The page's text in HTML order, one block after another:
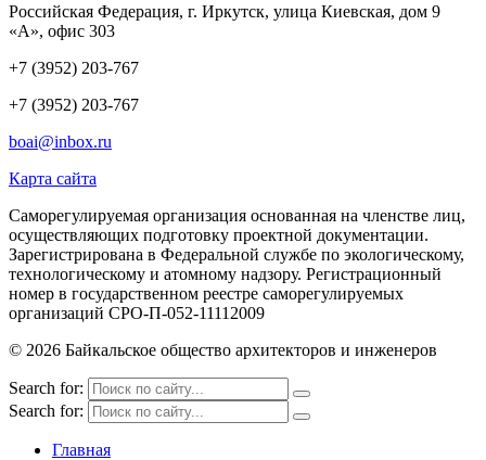
Российская Федерация, г. Иркутск, улица Киевская, дом 9
«А», офис 303
+7 (3952) 203-767
+7 (3952) 203-767
boai@inbox.ru
Карта сайта
Саморегулируемая организация основанная на членстве лиц,
осуществляющих подготовку проектной документации.
Зарегистрирована в Федеральной службе по экологическому,
технологическому и атомному надзору. Регистрационный
номер в государственном реестре саморегулируемых
организаций СРО-П-052-11112009
© 2026 Байкальское общество архитекторов и инженеров
Search for:
Search for:
Главная